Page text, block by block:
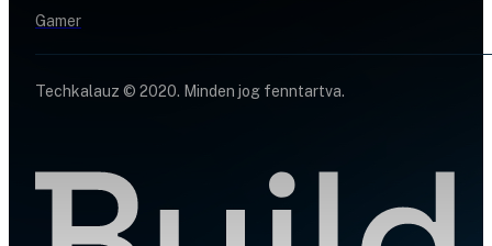
Gamer
Techkalauz © 2020. Minden jog fenntartva.